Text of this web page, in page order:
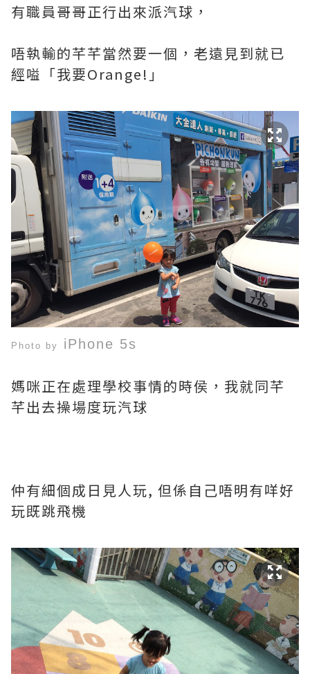
有職員哥哥正行出來派汽球，
唔執輸的芊芊當然要一個，老遠見到就已
經嗌「我要Orange!」
Photo by iPhone 5s
媽咪正在處理學校事情的時侯，我就同芊
芊出去操場度玩汽球
仲有細個成日見人玩, 但係自己唔明有咩好
玩既跳飛機